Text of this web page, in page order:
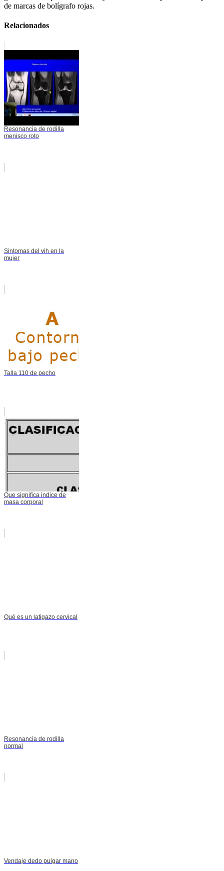
de marcas de bolígrafo rojas.
Relacionados
Resonancia de rodilla
menisco roto
Sintomas del vih en la
mujer
Talla 110 de pecho
Que significa indice de
masa corporal
Qué es un latigazo cervical
Resonancia de rodilla
normal
Vendaje dedo pulgar mano